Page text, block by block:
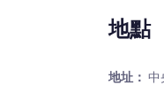
地點
地址： 中